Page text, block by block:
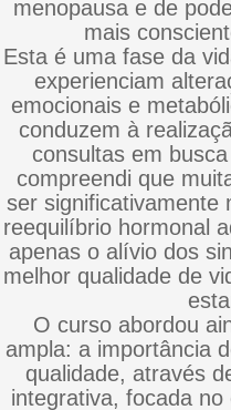
menopausa e de
mais
Esta é uma fase da
experienciam
emocionais e
conduzem à
consultas em
compreendi que
ser significativamente
reequilíbrio hormonal
apenas o alívio dos
melhor qualidade de
O curso abordou
ampla: a importância
qualidade, através
integrativa, focada